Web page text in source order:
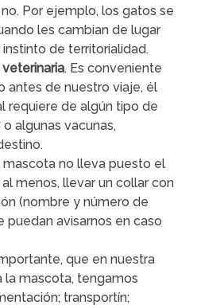
Por ejemplo, los gatos se
les cambian de lugar
de territorialidad.
. Es conveniente
antes de nuestro viaje, él
requiere de algún tipo de
algunas vacunas,
mascota no lleva puesto el
menos, llevar un collar con
(nombre y número de
puedan avisarnos en caso
que en nuestra
la mascota, tengamos
transportín;